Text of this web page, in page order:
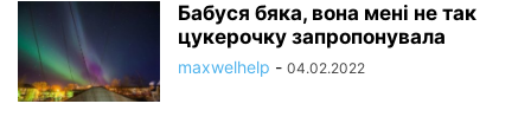
Бабуся бяка, вона мені не так
цукерочку запропонувала
maxwelhelp - 04.02.2022